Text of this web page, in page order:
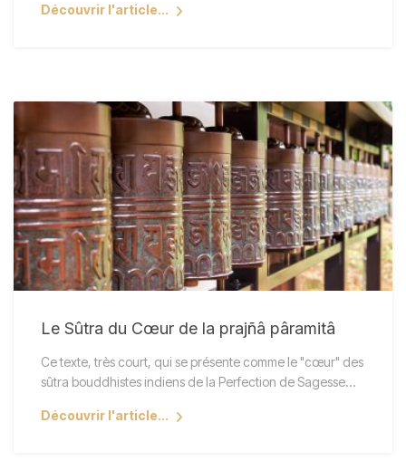
Découvrir l'article...
Le Sûtra du Cœur de la prajñâ pâramitâ
Ce texte, très court, qui se présente comme le "cœur" des
sûtra bouddhistes indiens de la Perfection de Sagesse…
Découvrir l'article...